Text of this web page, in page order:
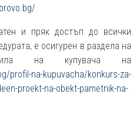
и пряк достъп до всички
е осигурен в раздела на
на купувача на
profil-na-kupuvacha/konkurs-za-
proekt-na-obekt-pametnik-na-